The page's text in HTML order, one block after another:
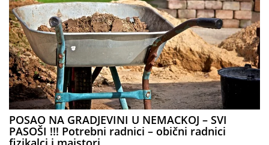
POSAO NA GRADJEVINI U NEMACKOJ – SVI
PASOŠI !!! Potrebni radnici – obični radnici